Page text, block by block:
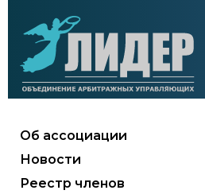
Об ассоциации
Новости
Реестр членов